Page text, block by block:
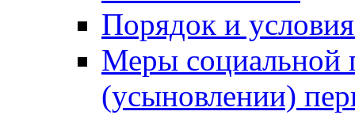
Порядок и
Меры социальной
(усыновлении)